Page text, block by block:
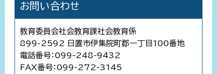
お問い合わせ
教育委員会社会教育課社会教育係
899-2592 日置市伊集院町郡一丁目100番地
電話番号：099-248-9432
FAX番号：099-272-3145